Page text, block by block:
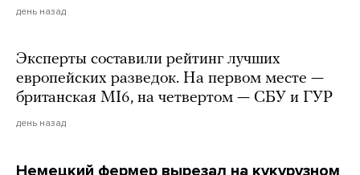
день назад
Эксперты составили рейтинг лучших
европейских разведок. На первом месте —
британская MI6, на четвертом — СБУ и ГУР
день назад